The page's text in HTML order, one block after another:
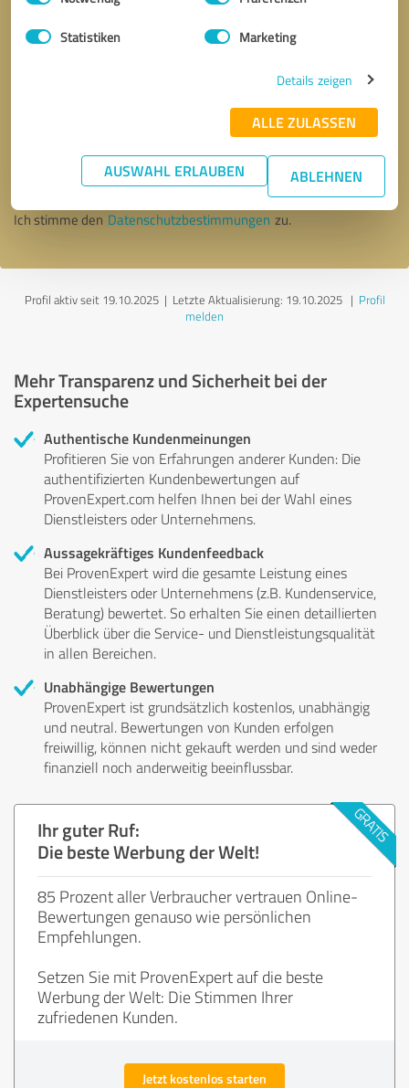
Statistiken Marketing
Details zeigen
ALLE ZULASSEN
AUSWAHL ERLAUBEN ABLEHNEN
* Erforderliche Angaben
Nachricht senden
Ich stimme den Datenschutzbestimmungen zu.
Profil aktiv seit 19.10.2025 | Letzte Aktualisierung: 19.10.2025| Profil
melden
Mehr Transparenz und Sicherheit bei der
Expertensuche
Authentische Kundenmeinungen
Profitieren Sie von Erfahrungen anderer Kunden: Die
authentifizierten Kundenbewertungen auf
ProvenExpert.com helfen Ihnen bei der Wahl eines
Dienstleisters oder Unternehmens.
Aussagekräftiges Kundenfeedback
Bei ProvenExpert wird die gesamte Leistung eines
Dienstleisters oder Unternehmens (z.B. Kundenservice,
Beratung) bewertet. So erhalten Sie einen detaillierten
Überblick über die Service- und Dienstleistungsqualität
in allen Bereichen.
Unabhängige Bewertungen
ProvenExpert ist grundsätzlich kostenlos, unabhängig
und neutral. Bewertungen von Kunden erfolgen
freiwillig, können nicht gekauft werden und sind weder
finanziell noch anderweitig beeinflussbar.
Ihr guter Ruf:
Die beste Werbung der Welt!
85 Prozent aller Verbraucher vertrauen Online-
Bewertungen genauso wie persönlichen
Empfehlungen.
Setzen Sie mit ProvenExpert auf die beste
Werbung der Welt: Die Stimmen Ihrer
zufriedenen Kunden.
Jetzt kostenlos starten